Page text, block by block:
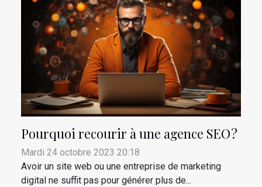
Pourquoi recourir à une agence SEO ?
Mardi 24 octobre 2023 20:18
Avoir un site web ou une entreprise de marketing
digital ne suffit pas pour générer plus de...